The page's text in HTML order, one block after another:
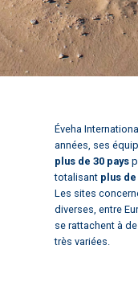
Éveha
années, ses
plus de 30 pays
totalisant plus
Les sites
diverses, entre
se rattachent à
très variées.